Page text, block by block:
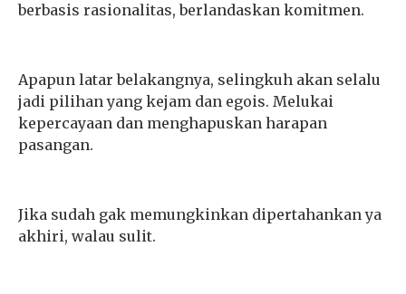
berbasis rasionalitas, berlandaskan komitmen.
Apapun latar belakangnya, selingkuh akan selalu
jadi pilihan yang kejam dan egois. Melukai
kepercayaan dan menghapuskan harapan
pasangan.
Jika sudah gak memungkinkan dipertahankan ya
akhiri, walau sulit.